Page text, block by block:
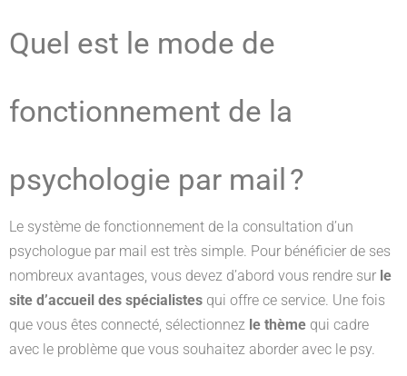
Quel est le mode de
fonctionnement de la
psychologie par mail ?
Le système de fonctionnement de la consultation d’un
psychologue par mail est très simple. Pour bénéficier de ses
nombreux avantages, vous devez d’abord vous rendre sur le
site d’accueil des spécialistes qui offre ce service. Une fois
que vous êtes connecté, sélectionnez le thème qui cadre
avec le problème que vous souhaitez aborder avec le psy.